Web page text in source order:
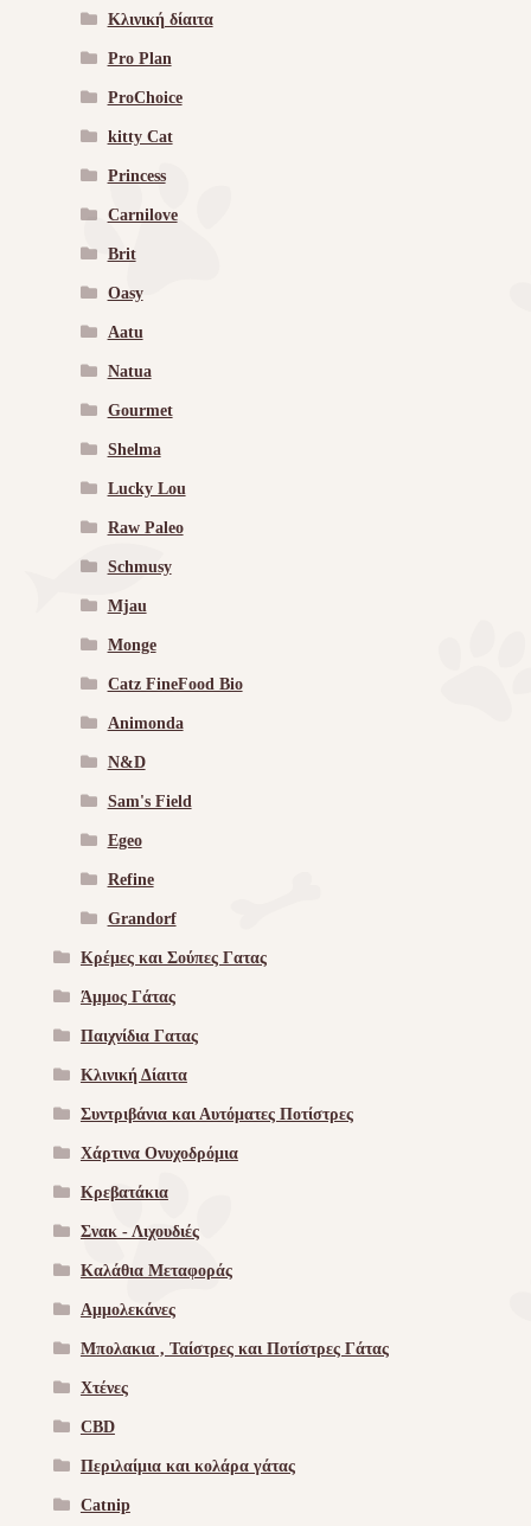
Κλινική δίαιτα
Pro Plan
ProChoice
kitty Cat
Princess
Carnilove
Brit
Oasy
Aatu
Natua
Gourmet
Shelma
Lucky Lou
Raw Paleo
Schmusy
Mjau
Monge
Catz FineFood Bio
Animonda
N&D
Sam's Field
Egeo
Refine
Grandorf
Κρέμες και Σούπες Γατας
Άμμος Γάτας
Παιχνίδια Γατας
Κλινική Δίαιτα
Συντριβάνια και Αυτόματες Ποτίστρες
Χάρτινα Ονυχοδρόμια
Κρεβατάκια
Σνακ - Λιχουδιές
Καλάθια Μεταφοράς
Αμμολεκάνες
Μπολακια , Ταίστρες και Ποτίστρες Γάτας
Χτένες
CBD
Περιλαίμια και κολάρα γάτας
Catnip